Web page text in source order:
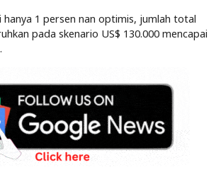
hanya 1 persen nan optimis, jumlah total
pada skenario US$ 130.000 mencapai